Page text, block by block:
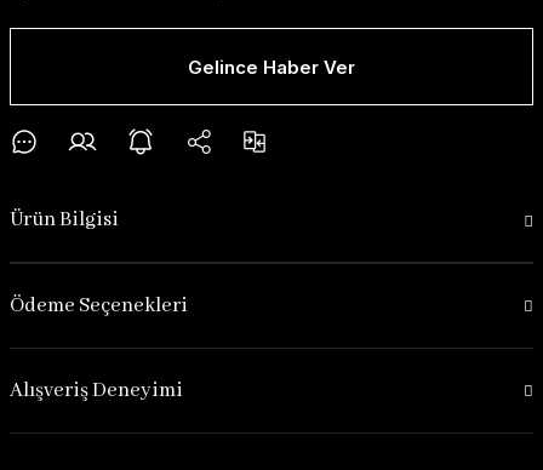
Gelince Haber Ver
Ürün Bilgisi
Ödeme Seçenekleri
Alışveriş Deneyimi